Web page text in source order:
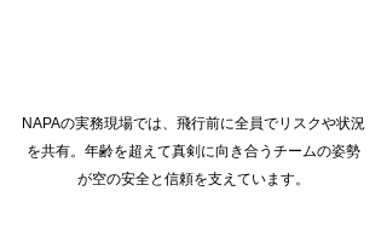
NAPAの実務現場では、飛行前に全員でリスクや状況
を共有。年齢を超えて真剣に向き合うチームの姿勢
が空の安全と信頼を支えています。